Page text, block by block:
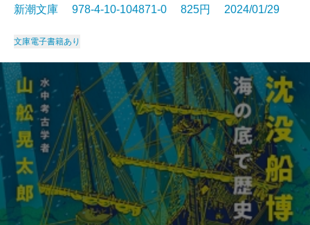
新潮文庫 978-4-10-104871-0 825円 2024/01/29
文庫電子書籍あり